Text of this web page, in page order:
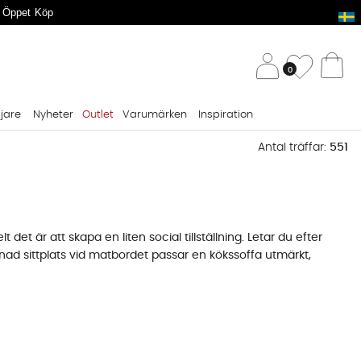
Köp
0
Nyheter Outlet Varumärken Inspiration
Antal träffar: 551
det är att skapa en liten social tillställning. Letar du efter
sittplats vid matbordet passar en kökssoffa utmärkt,
köksö hittar du passande sittalternativ bland våra